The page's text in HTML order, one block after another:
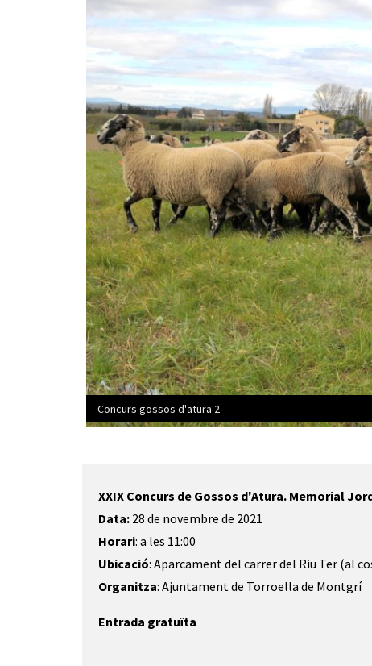
Concurs gossos d'atura 2
XXIX Concurs de Gossos d'Atura. Memorial
Data: 28 de novembre de 2021
Horari: a les 11:00
Ubicació: Aparcament del carrer del Riu Ter (al
Organitza: Ajuntament de Torroella de Montgrí
Entrada gratuïta